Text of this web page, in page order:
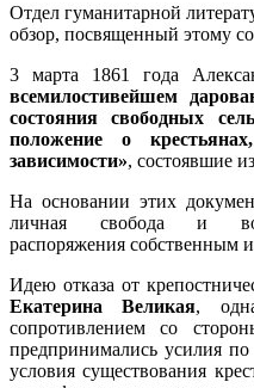
Отдел гуманитарной
обзор, посвященный этому
3 марта 1861 года
всемилостивейшем
состояния свободных
положение о
зависимости», состоявшие
На основании этих
личная свобода и
распоряжения собственным
Идею отказа от
Екатерина Великая,
сопротивлением со
предпринимались усилия
условия существования